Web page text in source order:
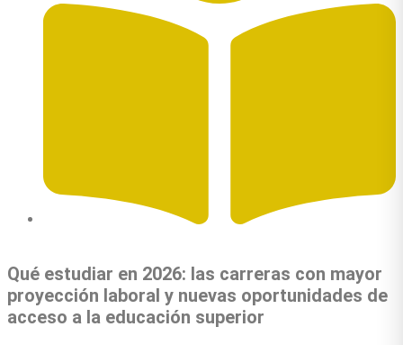
Qué estudiar en 2026: las carreras con mayor
proyección laboral y nuevas oportunidades de
acceso a la educación superior